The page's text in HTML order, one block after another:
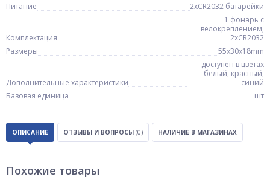
Питание
2xCR2032 батарейки
Комплектация
1 фонарь с
велокреплением,
2xCR2032
Размеры
55x30x18mm
Дополнительные характеристики
доступен в цветах
белый, красный,
синий
Базовая единица
шт
ОПИСАНИЕ ОТЗЫВЫ И ВОПРОСЫ (0) НАЛИЧИЕ В МАГАЗИНАХ
Похожие товары